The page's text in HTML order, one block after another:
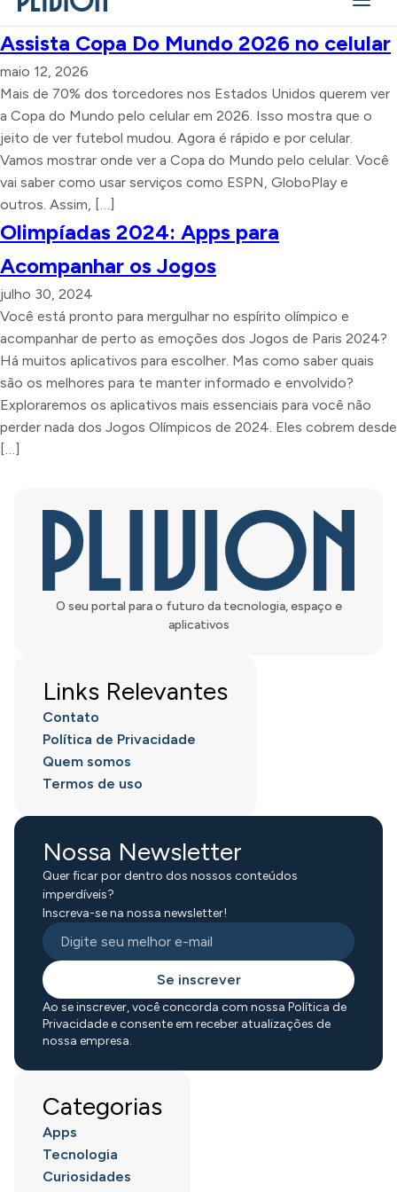
Assista Copa Do Mundo 2026 no celular
maio 12, 2026
Mais de 70% dos torcedores nos Estados Unidos querem ver
a Copa do Mundo pelo celular em 2026. Isso mostra que o
jeito de ver futebol mudou. Agora é rápido e por celular.
Vamos mostrar onde ver a Copa do Mundo pelo celular. Você
vai saber como usar serviços como ESPN, GloboPlay e
outros. Assim, […]
Olimpíadas 2024: Apps para
Acompanhar os Jogos
julho 30, 2024
Você está pronto para mergulhar no espírito olímpico e
acompanhar de perto as emoções dos Jogos de Paris 2024?
Há muitos aplicativos para escolher. Mas como saber quais
são os melhores para te manter informado e envolvido?
Exploraremos os aplicativos mais essenciais para você não
perder nada dos Jogos Olímpicos de 2024. Eles cobrem desde
[…]
O seu portal para o futuro da tecnologia, espaço e
aplicativos
Links Relevantes
Contato
Política de Privacidade
Quem somos
Termos de uso
Nossa Newsletter
Quer ficar por dentro dos nossos conteúdos
imperdíveis?
Inscreva-se na nossa newsletter!
Se inscrever
Ao se inscrever, você concorda com nossa Política de
Privacidade e consente em receber atualizações de
nossa empresa.
Categorias
Apps
Tecnologia
Curiosidades